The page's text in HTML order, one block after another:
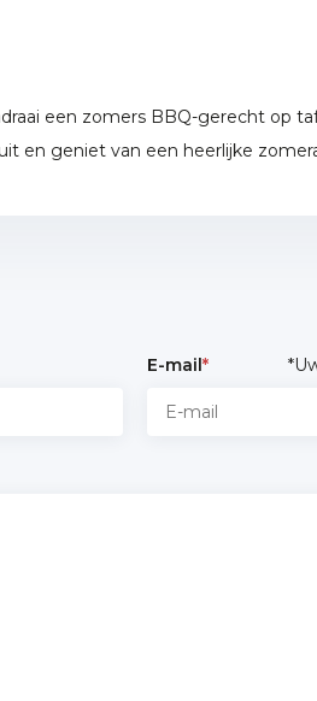
een zomers BBQ-gerecht op
en geniet van een heerlijke
E-mail*